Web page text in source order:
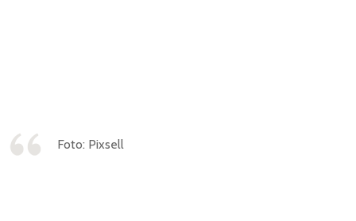
Foto: Pixsell